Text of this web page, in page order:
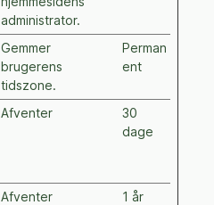
administrator.
Gemmer
brugerens
tidszone.
Perman
ent
Afventer
30
dage
Afventer 1 år